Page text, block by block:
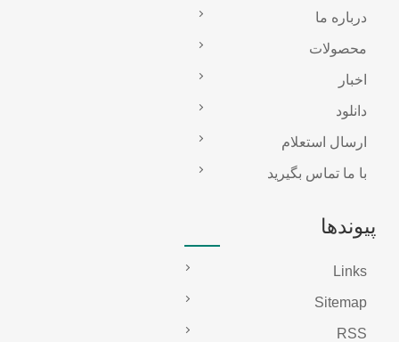
درباره ما
محصولات
اخبار
دانلود
ارسال استعلام
با ما تماس بگیرید
پیوندها
Links
Sitemap
RSS